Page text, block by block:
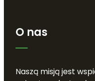
O nas
Naszą misją jest